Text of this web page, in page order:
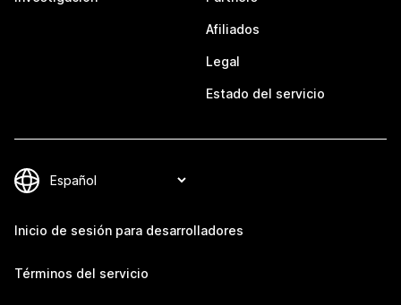
Afiliados
Legal
Estado del servicio
Inicio de sesión para desarrolladores
Términos del servicio